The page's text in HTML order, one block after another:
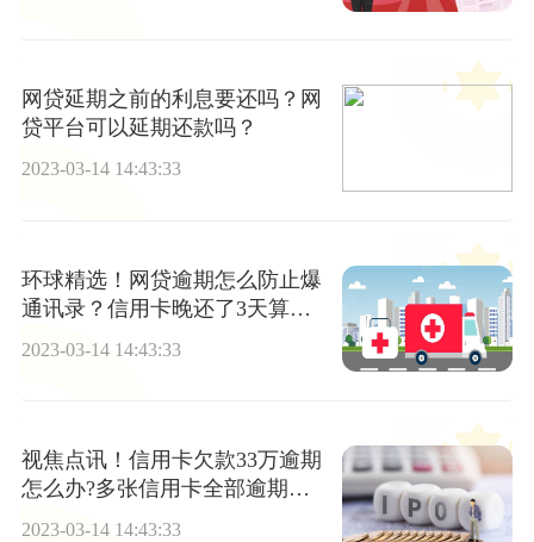
网贷延期之前的利息要还吗？网
贷平台可以延期还款吗？
2023-03-14 14:43:33
环球精选！网贷逾期怎么防止爆
通讯录？信用卡晚还了3天算逾
2023-03-14 14:43:33
视焦点讯！信用卡欠款33万逾期
怎么办?多张信用卡全部逾期应
该怎么办?
2023-03-14 14:43:33